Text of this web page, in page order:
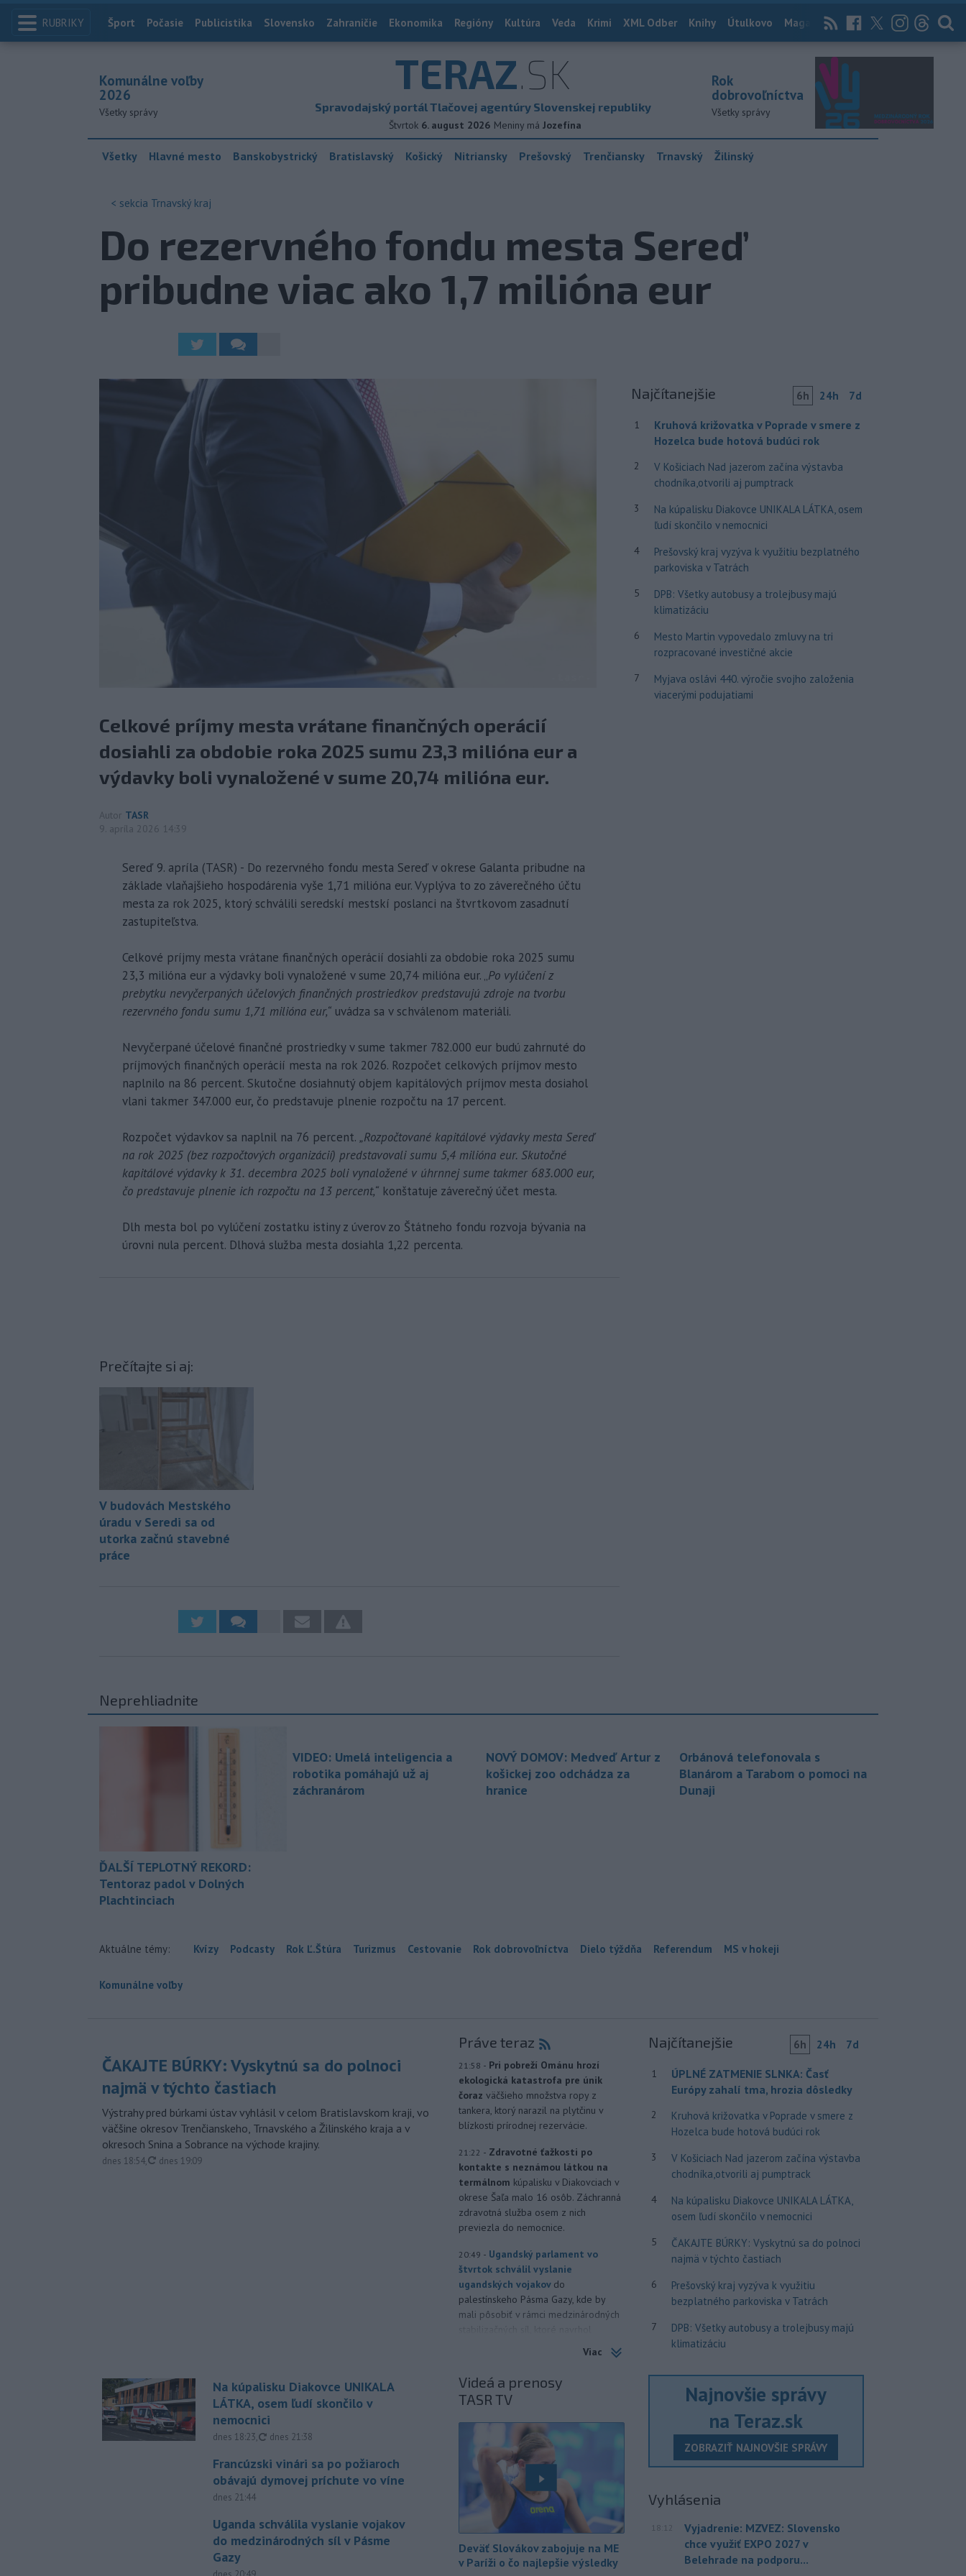
RUBRIKY Index
Šport Počasie Publicistika Slovensko Zahraničie Ekonomika Regióny Kultúra Veda Krimi XML Odber Knihy Útulkovo Magazín News Now Archív
TERAZ.SK
Spravodajský portál Tlačovej agentúry Slovenskej republiky
Štvrtok 6. august 2026 Meniny má Jozefína
Komunálne voľby
2026
Všetky správy
Rok
dobrovoľníctva
Všetky správy
Všetky Hlavné mesto Banskobystrický Bratislavský Košický Nitriansky Prešovský Trenčiansky Trnavský Žilinský
< sekcia Trnavský kraj
Do rezervného fondu mesta Sereď
pribudne viac ako 1,7 milióna eur
Celkové príjmy mesta vrátane finančných operácií
dosiahli za obdobie roka 2025 sumu 23,3 milióna eur a
výdavky boli vynaložené v sume 20,74 milióna eur.
Autor TASR
9. apríla 2026 14:39
Sereď 9. apríla (TASR) - Do rezervného fondu mesta Sereď v okrese Galanta pribudne na
základe vlaňajšieho hospodárenia vyše 1,71 milióna eur. Vyplýva to zo záverečného účtu
mesta za rok 2025, ktorý schválili seredskí mestskí poslanci na štvrtkovom zasadnutí
zastupiteľstva.
Celkové príjmy mesta vrátane finančných operácií dosiahli za obdobie roka 2025 sumu
23,3 milióna eur a výdavky boli vynaložené v sume 20,74 milióna eur. „Po vylúčení z
prebytku nevyčerpaných účelových finančných prostriedkov predstavujú zdroje na tvorbu
rezervného fondu sumu 1,71 milióna eur,“ uvádza sa v schválenom materiáli.
Nevyčerpané účelové finančné prostriedky v sume takmer 782.000 eur budú zahrnuté do
príjmových finančných operácií mesta na rok 2026. Rozpočet celkových príjmov mesto
naplnilo na 86 percent. Skutočne dosiahnutý objem kapitálových príjmov mesta dosiahol
vlani takmer 347.000 eur, čo predstavuje plnenie rozpočtu na 17 percent.
Rozpočet výdavkov sa naplnil na 76 percent. „Rozpočtované kapitálové výdavky mesta Sereď
na rok 2025 (bez rozpočtových organizácií) predstavovali sumu 5,4 milióna eur. Skutočné
kapitálové výdavky k 31. decembra 2025 boli vynaložené v úhrnnej sume takmer 683.000 eur,
čo predstavuje plnenie ich rozpočtu na 13 percent,“ konštatuje záverečný účet mesta.
Dlh mesta bol po vylúčení zostatku istiny z úverov zo Štátneho fondu rozvoja bývania na
úrovni nula percent. Dlhová služba mesta dosiahla 1,22 percenta.
Prečítajte si aj:
V budovách Mestského
úradu v Seredi sa od
utorka začnú stavebné
práce
Najčítanejšie 6h 24h 7d
1
Kruhová križovatka v Poprade v smere z
Hozelca bude hotová budúci rok
2
V Košiciach Nad jazerom začína výstavba
chodníka,otvorili aj pumptrack
3
Na kúpalisku Diakovce UNIKALA LÁTKA, osem
ľudí skončilo v nemocnici
4
Prešovský kraj vyzýva k využitiu bezplatného
parkoviska v Tatrách
5
DPB: Všetky autobusy a trolejbusy majú
klimatizáciu
6
Mesto Martin vypovedalo zmluvy na tri
rozpracované investičné akcie
7
Myjava oslávi 440. výročie svojho založenia
viacerými podujatiami
Neprehliadnite
ĎALŠÍ TEPLOTNÝ REKORD:
Tentoraz padol v Dolných
Plachtinciach
VIDEO: Umelá inteligencia a
robotika pomáhajú už aj
záchranárom
NOVÝ DOMOV: Medveď Artur z
košickej zoo odchádza za
hranice
Orbánová telefonovala s
Blanárom a Tarabom o pomoci na
Dunaji
Aktuálne témy: Kvízy Podcasty Rok Ľ.Štúra Turizmus Cestovanie Rok dobrovoľníctva Dielo týždňa Referendum MS v hokeji
Komunálne voľby
ČAKAJTE BÚRKY: Vyskytnú sa do polnoci
najmä v týchto častiach
Výstrahy pred búrkami ústav vyhlásil v celom Bratislavskom kraji, vo
väčšine okresov Trenčianskeho, Trnavského a Žilinského kraja a v
okresoch Snina a Sobrance na východe krajiny.
dnes 18:54, aktualizované
dnes 19:09
Na kúpalisku Diakovce UNIKALA
LÁTKA, osem ľudí skončilo v
nemocnici
dnes 18:23, aktualizované
dnes 21:38
Francúzski vinári sa po požiaroch
obávajú dymovej príchute vo víne
dnes 21:44
Uganda schválila vyslanie vojakov
do medzinárodných síl v Pásme
Gazy
Práve teraz
21:58 - Pri pobreží Ománu hrozí
ekologická katastrofa pre únik
čoraz väčšieho množstva ropy z
tankera, ktorý narazil na plytčinu v
blízkosti prírodnej rezervácie.
21:22 - Zdravotné ťažkosti po
kontakte s neznámou látkou na
termálnom kúpalisku v Diakovciach v
okrese Šaľa malo 16 osôb. Záchranná
zdravotná služba osem z nich
previezla do nemocnice.
20:49 - Ugandský parlament vo
štvrtok schválil vyslanie
ugandských vojakov do
palestínskeho Pásma Gazy, kde by
mali pôsobiť v rámci medzinárodných
(FA) stiahla svoju podporu
prezidentovi
Infantinovi, ktorý je pod paľbou kritiky
po jeho neúspešnom pláne.
Vo štvrtok do polnoci treba
najmä na západe a severozápade
Slovenska počítať s búrkami.
Slovenský hydrometeorologický ústav
(SHMÚ) vydal výstrahy prvého stupňa.
Platia aj v okresoch Snina a Sobrance.
Viac
Videá a prenosy
TASR TV
Deväť Slovákov zabojuje na ME
v Paríži o čo najlepšie výsledky
Najčítanejšie 6h 24h 7d
1
ÚPLNÉ ZATMENIE SLNKA: Časť
Európy zahalí tma, hrozia dôsledky
2
Kruhová križovatka v Poprade v smere z
Hozelca bude hotová budúci rok
3
V Košiciach Nad jazerom začína výstavba
chodníka,otvorili aj pumptrack
4
Na kúpalisku Diakovce UNIKALA LÁTKA,
osem ľudí skončilo v nemocnici
5
ČAKAJTE BÚRKY: Vyskytnú sa do polnoci
najmä v týchto častiach
6
Prešovský kraj vyzýva k využitiu
bezplatného parkoviska v Tatrách
7
DPB: Všetky autobusy a trolejbusy majú
klimatizáciu
Najnovšie správy
na Teraz.sk
ZOBRAZIŤ NAJNOVŠIE SPRÁVY
Vyhlásenia
18:12
Vyjadrenie: MZVEZ: Slovensko
chce využiť EXPO 2027 v
Belehrade na podporu...